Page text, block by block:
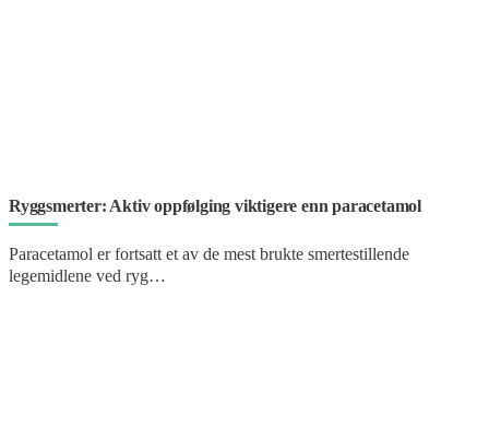
Ryggsmerter: Aktiv oppfølging viktigere enn paracetamol
Paracetamol er fortsatt et av de mest brukte smertestillende
legemidlene ved ryg…